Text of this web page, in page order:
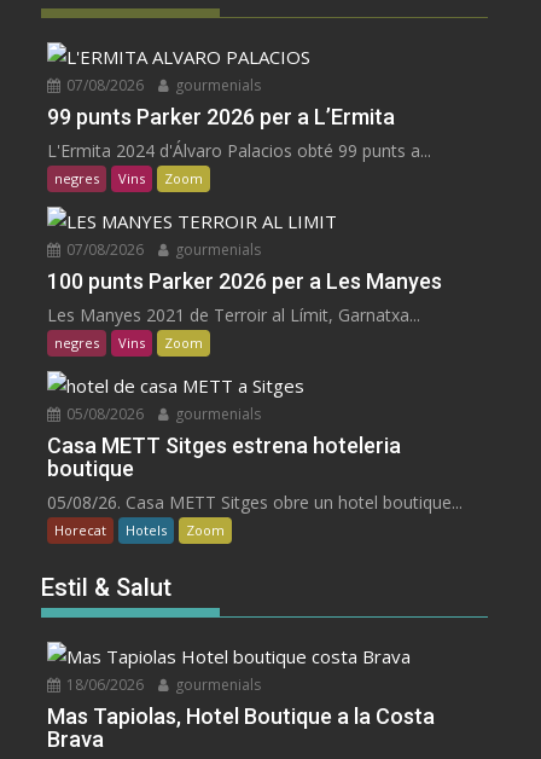
07/08/2026 gourmenials
99 punts Parker 2026 per a L’Ermita
L'Ermita 2024 d'Álvaro Palacios obté 99 punts a...
negres Vins Zoom
07/08/2026 gourmenials
100 punts Parker 2026 per a Les Manyes
Les Manyes 2021 de Terroir al Límit, Garnatxa...
negres Vins Zoom
05/08/2026 gourmenials
Casa METT Sitges estrena hoteleria
boutique
05/08/26. Casa METT Sitges obre un hotel boutique...
Horecat Hotels Zoom
Estil & Salut
18/06/2026 gourmenials
Mas Tapiolas, Hotel Boutique a la Costa
Brava